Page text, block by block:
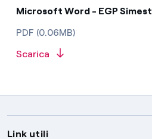
Microsoft Word - EGP Simest
PDF (0.06MB)
Scarica
Link utili